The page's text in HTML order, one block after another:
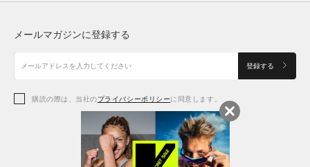
アクセサリー
アクセサリー
シューズ
アクセサリー
シューズ
メールマガジンに登録する
登録する
購読の際は、当社のプライバシーポリシーに同意します。